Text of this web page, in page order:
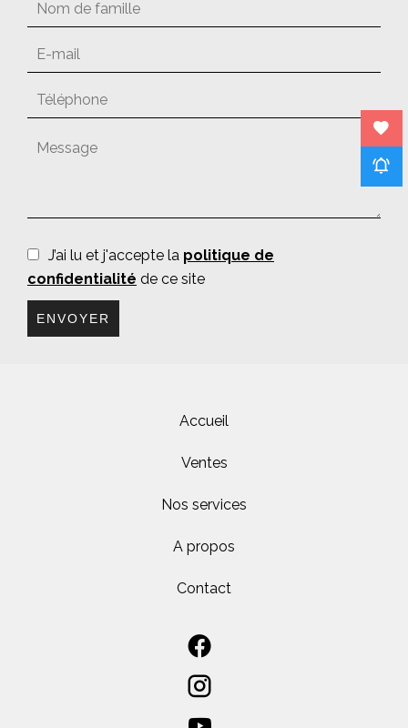
J’ai lu et j'accepte la politique de
confidentialité de ce site
ENVOYER
Accueil
Ventes
Nos services
A propos
Contact